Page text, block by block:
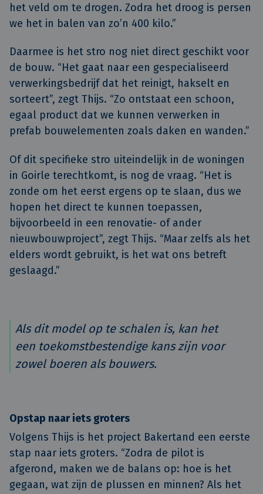
het veld om te drogen. Zodra het droog is persen
we het in balen van zo’n 400 kilo.”
Daarmee is het stro nog niet direct geschikt voor
de bouw. “Het gaat naar een gespecialiseerd
verwerkingsbedrijf dat het reinigt, hakselt en
sorteert”, zegt Thijs. “Zo ontstaat een schoon,
egaal product dat we kunnen verwerken in
prefab bouwelementen zoals daken en wanden.”
Of dit specifieke stro uiteindelijk in de woningen
in Goirle terechtkomt, is nog de vraag. “Het is
zonde om het eerst ergens op te slaan, dus we
hopen het direct te kunnen toepassen,
bijvoorbeeld in een renovatie- of ander
nieuwbouwproject”, zegt Thijs. “Maar zelfs als het
elders wordt gebruikt, is het wat ons betreft
geslaagd.”
Als dit model op te schalen is, kan het
een toekomstbestendige kans zijn voor
zowel boeren als bouwers.
Opstap naar iets groters
Volgens Thijs is het project Bakertand een eerste
stap naar iets groters. “Zodra de pilot is
afgerond, maken we de balans op: hoe is het
gegaan, wat zijn de plussen en minnen? Als het